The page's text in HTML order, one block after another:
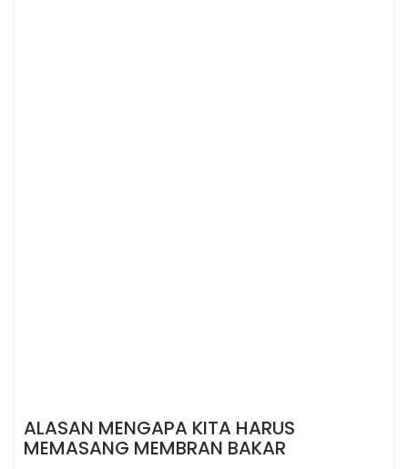
ALASAN MENGAPA KITA HARUS
MEMASANG MEMBRAN BAKAR